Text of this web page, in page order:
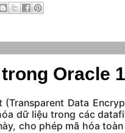
Oracle
Data
dữ liệu trong các
cho phép mã hóa